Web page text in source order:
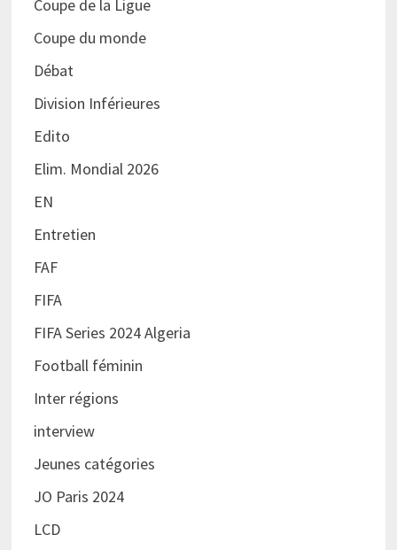
Coupe de la Ligue
Coupe du monde
Débat
Division Inférieures
Edito
Elim. Mondial 2026
EN
Entretien
FAF
FIFA
FIFA Series 2024 Algeria
Football féminin
Inter régions
interview
Jeunes catégories
JO Paris 2024
LCD